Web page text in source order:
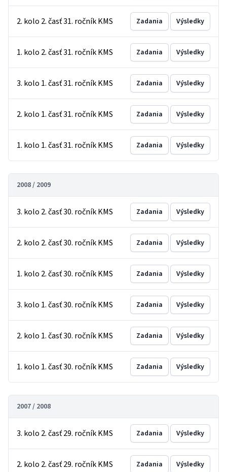
2. kolo 2. časť 31. ročník KMS Zadania Výsledky
1. kolo 2. časť 31. ročník KMS Zadania Výsledky
3. kolo 1. časť 31. ročník KMS Zadania Výsledky
2. kolo 1. časť 31. ročník KMS Zadania Výsledky
1. kolo 1. časť 31. ročník KMS Zadania Výsledky
2008 / 2009
3. kolo 2. časť 30. ročník KMS Zadania Výsledky
2. kolo 2. časť 30. ročník KMS Zadania Výsledky
1. kolo 2. časť 30. ročník KMS Zadania Výsledky
3. kolo 1. časť 30. ročník KMS Zadania Výsledky
2. kolo 1. časť 30. ročník KMS Zadania Výsledky
1. kolo 1. časť 30. ročník KMS Zadania Výsledky
2007 / 2008
3. kolo 2. časť 29. ročník KMS Zadania Výsledky
2. kolo 2. časť 29. ročník KMS Zadania Výsledky